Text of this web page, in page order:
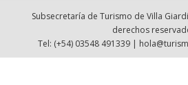
Subsecretaría de Turismo de Villa
derechos
Tel: (+54) 03548 491339 |